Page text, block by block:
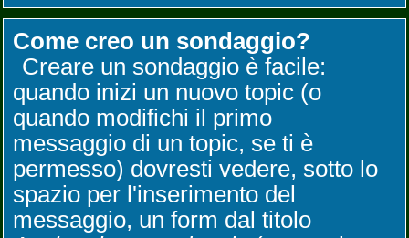
Come creo un sondaggio?
Creare un sondaggio è facile:
quando inizi un nuovo topic (o
quando modifichi il primo
messaggio di un topic, se ti è
permesso) dovresti vedere, sotto lo
spazio per l'inserimento del
messaggio, un form dal titolo